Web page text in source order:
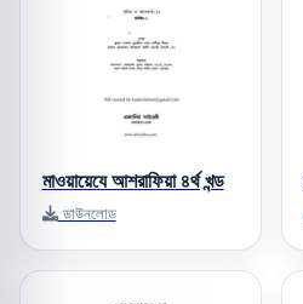
মাওয়ায়েযে আশরাফিয়া ৪র্থ খন্ড
ডাউনলোড